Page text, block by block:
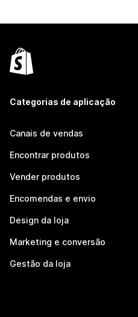
Categorias de aplicação
Canais de vendas
Encontrar produtos
Vender produtos
Encomendas e envio
Design da loja
Marketing e conversão
Gestão da loja